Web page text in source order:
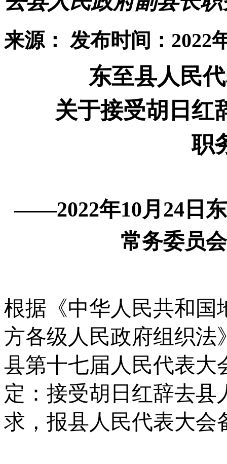
来源： 发布时间：2022
东至县人民
关于接受胡日红
职
——2022年10月 24 日
常务委员
根据《中华人民共和国
方各级人民政府组织法
县第十七届人民代表大
定：接受胡日红辞去
求，报县人民代表大会